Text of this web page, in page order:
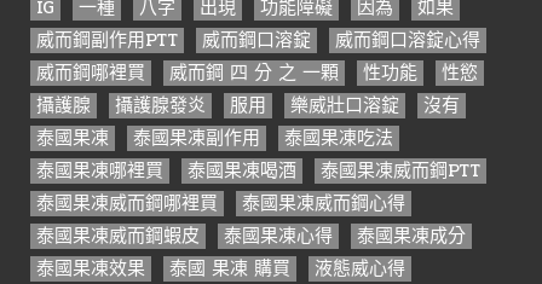
IG 一種 八字 出現 功能障礙 因為
如果
威而鋼副作用PTT
威而鋼口溶錠
威而鋼口溶錠心得
威而鋼哪裡買
威而鋼 四 分 之 一顆 性功能
性慾
攝護腺
攝護腺發炎 服用 樂威壯口溶錠
沒有
泰國果凍
泰國果凍副作用
泰國果凍吃法
泰國果凍哪裡買
泰國果凍喝酒
泰國果凍威而鋼PTT
泰國果凍威而鋼哪裡買
泰國果凍威而鋼心得
泰國果凍威而鋼蝦皮
泰國果凍心得
泰國果凍成分
泰國果凍效果
泰國 果凍 購買
液態威心得